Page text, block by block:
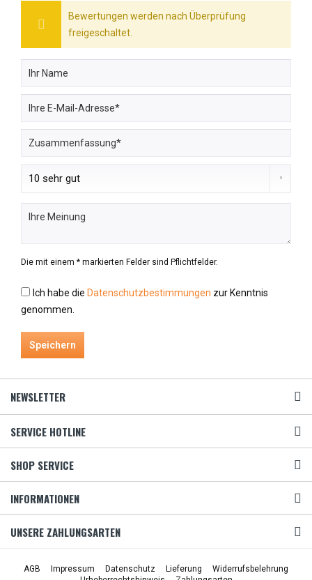
Bewertungen werden nach Überprüfung
freigeschaltet.
Die mit einem * markierten Felder sind Pflichtfelder.
Ich habe die Datenschutzbestimmungen zur Kenntnis
genommen.
Speichern
NEWSLETTER
SERVICE HOTLINE
SHOP SERVICE
INFORMATIONEN
UNSERE ZAHLUNGSARTEN
AGB Impressum Datenschutz Lieferung
Widerrufsbelehrung